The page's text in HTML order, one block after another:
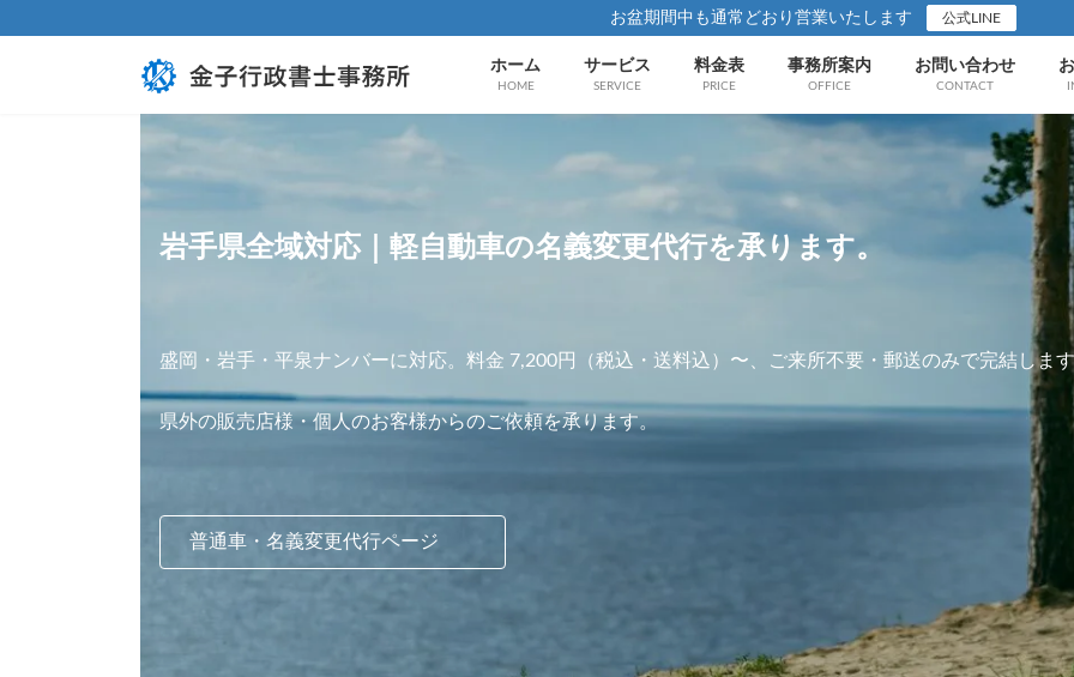
ン
ビ
お盆期間中も通常どおり営業いたします 公式LINE
ホーム
HOME
サービス
SERVICE
料金表
PRICE
事務所案内
OFFICE
お問い合わせ
CONTACT
岩手県全域対応｜軽自動車の名義変更代行を承ります。
盛岡・岩手・平泉ナンバーに対応。料金 7,200円（税込・送料込）〜、ご来所不要・郵送のみで完結します
県外の販売店様・個人のお客様からのご依頼を承ります。
普通車・名義変更代行ページ